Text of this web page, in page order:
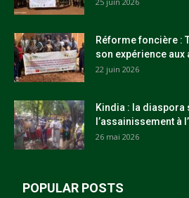
Réforme foncière :
son expérience
22 juin 2026
Kindia : la diaspora
l’assainissement à
26 mai 2026
POPULAR POSTS